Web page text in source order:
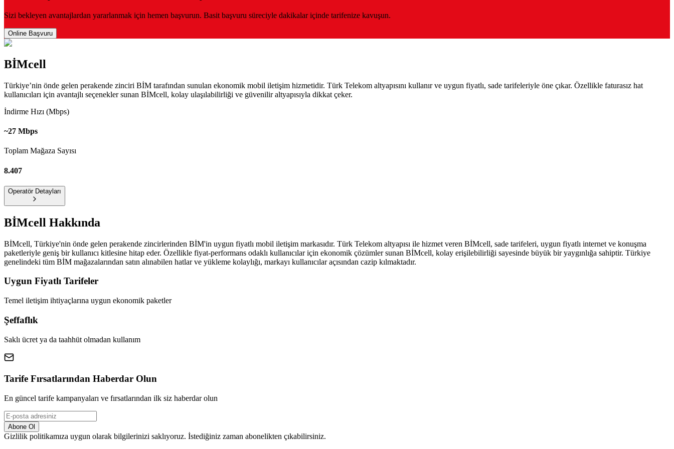
Sizi bekleyen avantajlardan yararlanmak için hemen başvurun. Basit başvuru süreciyle dakikalar içinde tarifenize kavuşun.
Online Başvuru
BİMcell
Türkiye’nin önde gelen perakende zinciri BİM tarafından sunulan ekonomik mobil iletişim hizmetidir. Türk Telekom altyapısını kullanır ve uygun fiyatlı, sade tarifeleriyle öne çıkar. Özellikle faturasız hat
kullanıcıları için avantajlı seçenekler sunan BİMcell, kolay ulaşılabilirliği ve güvenilir altyapısıyla dikkat çeker.
İndirme Hızı (Mbps)
~27 Mbps
Toplam Mağaza Sayısı
8.407
Operatör Detayları
BİMcell Hakkında
BİMcell, Türkiye'nin önde gelen perakende zincirlerinden BİM'in uygun fiyatlı mobil iletişim markasıdır. Türk Telekom altyapısı ile hizmet veren BİMcell, sade tarifeleri, uygun fiyatlı internet ve konuşma
paketleriyle geniş bir kullanıcı kitlesine hitap eder. Özellikle fiyat-performans odaklı kullanıcılar için ekonomik çözümler sunan BİMcell, kolay erişilebilirliği sayesinde büyük bir yaygınlığa sahiptir. Türkiye
genelindeki tüm BİM mağazalarından satın alınabilen hatlar ve yükleme kolaylığı, markayı kullanıcılar açısından cazip kılmaktadır.
Uygun Fiyatlı Tarifeler
Temel iletişim ihtiyaçlarına uygun ekonomik paketler
Şeffaflık
Saklı ücret ya da taahhüt olmadan kullanım
Tarife Fırsatlarından Haberdar Olun
En güncel tarife kampanyaları ve fırsatlarından ilk siz haberdar olun
Abone Ol
Gizlilik politikamıza uygun olarak bilgilerinizi saklıyoruz. İstediğiniz zaman abonelikten çıkabilirsiniz.